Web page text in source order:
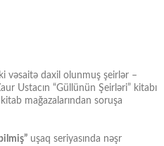
vəsaitə daxil olunmuş şeirlər –
Ustacın “Güllünün Şeirləri” kitabı
mağazalarından soruşa
uşaq seriyasında nəşr